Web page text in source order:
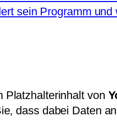
sein Programm
Platzhalterinhalt von
dass dabei Daten